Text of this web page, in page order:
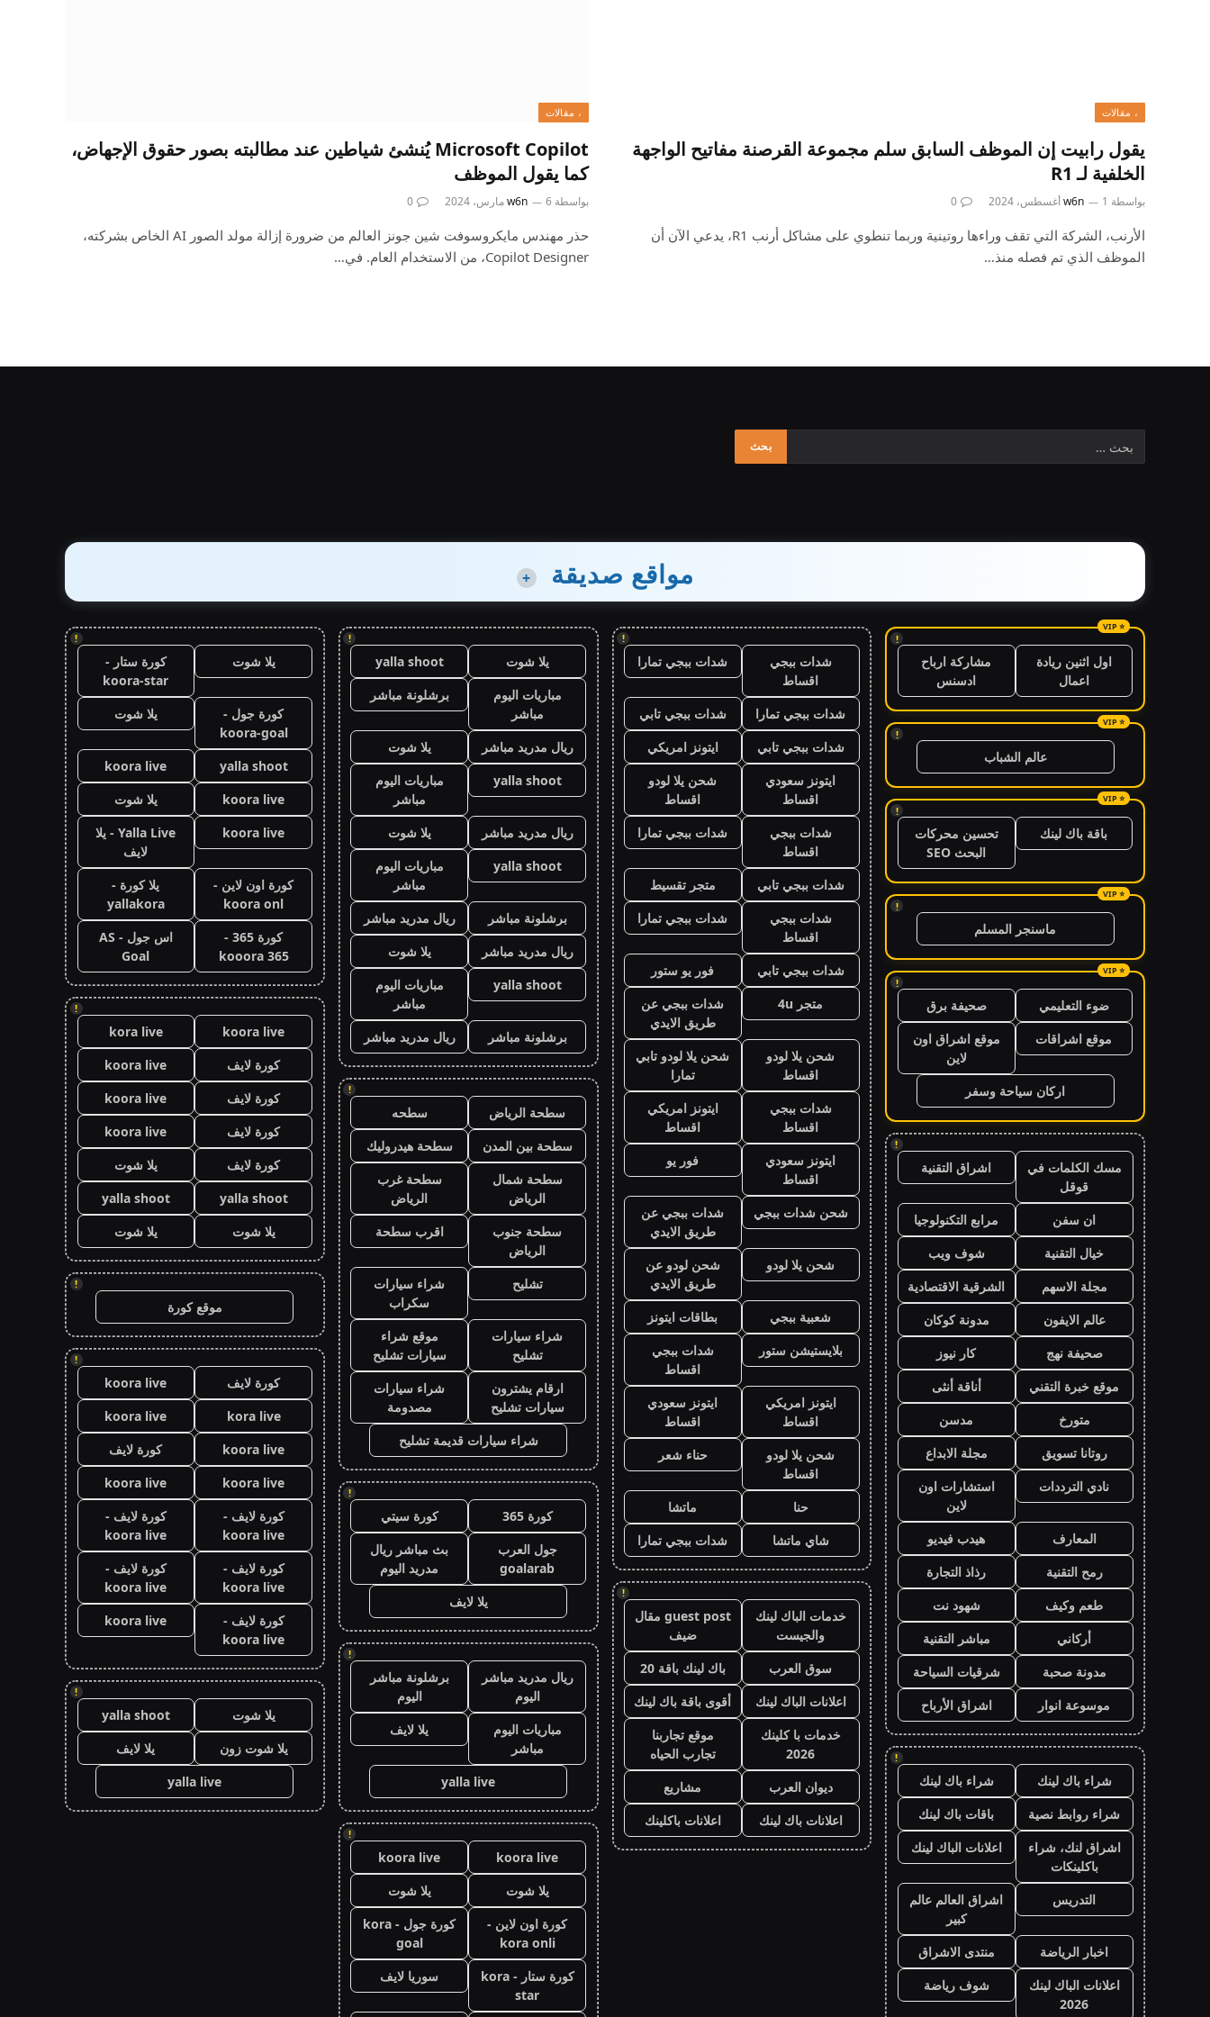
، مقالات
يقول رابيت إن الموظف السابق سلم مجموعة القرصنة مفاتيح الواجهة
الخلفية لـ R1
بواسطة w6n 1 أغسطس، 2024 0
الأرنب، الشركة التي تقف وراءها روتينية وربما تنطوي على مشاكل أرنب R1، يدعي الآن أن
الموظف الذي تم فصله منذ…
، مقالات
Microsoft Copilot يُنشئ شياطين عند مطالبته بصور حقوق الإجهاض،
كما يقول الموظف
بواسطة w6n 6 مارس، 2024 0
حذر مهندس مايكروسوفت شين جونز العالم من ضرورة إزالة مولد الصور AI الخاص بشركته،
Copilot Designer، من الاستخدام العام. في…
مواقع صديقة +
!
اول اثنين ريادة
اعمال
مشاركة ارباح
ادسنس
!
عالم الشباب
!
باقة باك لينك
تحسين محركات
البحث SEO
!
ماسنجر المسلم
!
ضوء التعليمي
صحيفة برق
موقع اشراقات
موقع اشراق اون
لاين
اركان سياحة وسفر
!
مسك الكلمات في
قوقل
اشراق التقنية
ان سفن
مرابع التكنولوجيا
خيال التقنية
شوف ويب
مجلة الاسهم
الشرقية الاقتصادية
عالم الايفون
مدونة كوكان
صحيفة نهج
كار نيوز
موقع خبرة التقني
أناقة أنثى
متورخ
مدسن
روتانا تسويق
مجلة الابداع
نادي الترددات
استشارات اون
لاين
المعارف
هيدب فيديو
رمح التقنية
رذاذ التجارة
طعم وكيف
شهود نت
أركاني
مباشر التقنية
مدونة صحبة
شرقيات السياحة
موسوعة انوار
اشراق الأرباح
!
شراء باك لينك
شراء باك لينك
شراء روابط نصية
باقات باك لينك
اشراق لنك، شراء
باكلينكات
اعلانات الباك لينك
التدريس
اشراق العالم عالم
كبير
اخبار الرياضة
منتدى الاشراق
اعلانات الباك لينك
2026
شوف رياضة
!
شدات ببجي
اقساط
شدات ببجي تمارا
شدات ببجي تمارا
شدات ببجي تابي
شدات ببجي تابي
ايتونز امريكي
ايتونز سعودي
اقساط
شحن يلا لودو
اقساط
شدات ببجي
اقساط
شدات ببجي تمارا
شدات ببجي تابي
متجر تقسيط
شدات ببجي
اقساط
شدات ببجي تمارا
شدات ببجي تابي
فور يو ستور
متجر 4u
شدات ببجي عن
طريق الايدي
شحن يلا لودو
اقساط
شحن يلا لودو تابي
تمارا
شدات ببجي
اقساط
ايتونز امريكي
اقساط
ايتونز سعودي
اقساط
فور يو
شحن شدات ببجي
شدات ببجي عن
طريق الايدي
شحن يلا لودو
شحن لودو عن
طريق الايدي
شعبية ببجي
بطاقات ايتونز
بلايستيشن ستور
شدات ببجي
اقساط
ايتونز امريكي
اقساط
ايتونز سعودي
اقساط
شحن يلا لودو
اقساط
حناء شعر
حنا
ماتشا
شاي ماتشا
شدات ببجي تمارا
!
خدمات الباك لينك
والجيست
guest post مقال
ضيف
سوق العرب
باك لينك باقة 20
اعلانات الباك لينك
أقوى باقة باك لينك
خدمات با كلينك
2026
موقع تجاربنا
تجارب الحياه
ديوان العرب
مشاريع
اعلانات باك لينك
اعلانات باكلينك
!
يلا شوت
yalla shoot
مباريات اليوم
مباشر
برشلونة مباشر
ريال مدريد مباشر
يلا شوت
yalla shoot
مباريات اليوم
مباشر
ريال مدريد مباشر
يلا شوت
yalla shoot
مباريات اليوم
مباشر
برشلونة مباشر
ريال مدريد مباشر
ريال مدريد مباشر
يلا شوت
yalla shoot
مباريات اليوم
مباشر
برشلونة مباشر
ريال مدريد مباشر
!
سطحة الرياض
سطحه
سطحة بين المدن
سطحة هيدروليك
سطحة شمال
الرياض
سطحة غرب
الرياض
سطحة جنوب
الرياض
اقرب سطحة
تشليح
شراء سيارات
سكراب
شراء سيارات
تشليح
موقع شراء
سيارات تشليح
ارقام يشترون
سيارات تشليح
شراء سيارات
مصدومة
شراء سيارات قديمة تشليح
!
كورة 365
كورة سيتي
جول العرب
goalarab
بث مباشر ريال
مدريد اليوم
يلا لايف
!
ريال مدريد مباشر
اليوم
برشلونة مباشر
اليوم
مباريات اليوم
مباشر
يلا لايف
yalla live
!
koora live
koora live
يلا شوت
يلا شوت
كورة اون لاين -
kora onli
كورة جول - kora
goal
كورة ستار - kora
star
سوريا لايف
!
يلا شوت
كورة ستار -
koora-star
كورة جول -
koora-goal
يلا شوت
yalla shoot
koora live
koora live
يلا شوت
koora live
Yalla Live - يلا
لايف
كورة اون لاين -
koora onl
يلا كورة -
yallakora
كورة 365 -
kooora 365
اس جول - AS
Goal
!
koora live
kora live
كورة لايف
koora live
كورة لايف
koora live
كورة لايف
koora live
كورة لايف
يلا شوت
yalla shoot
yalla shoot
يلا شوت
يلا شوت
!
موقع كورة
!
كورة لايف
koora live
kora live
koora live
koora live
كورة لايف
koora live
koora live
كورة لايف -
koora live
كورة لايف -
koora live
كورة لايف -
koora live
كورة لايف -
koora live
كورة لايف -
koora live
koora live
!
يلا شوت
yalla shoot
يلا شوت زون
يلا لايف
yalla live